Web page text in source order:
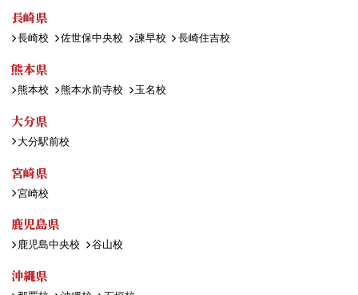
長崎県
長崎校 佐世保中央校 諫早校 長崎住吉校
熊本県
熊本校 熊本水前寺校 玉名校
大分県
大分駅前校
宮崎県
宮崎校
鹿児島県
鹿児島中央校 谷山校
沖縄県